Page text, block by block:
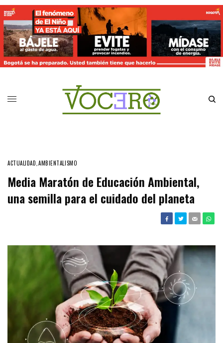
ACTUALIDAD,AMBIENTALISMO
Media Maratón de Educación Ambiental,
una semilla para el cuidado del planeta